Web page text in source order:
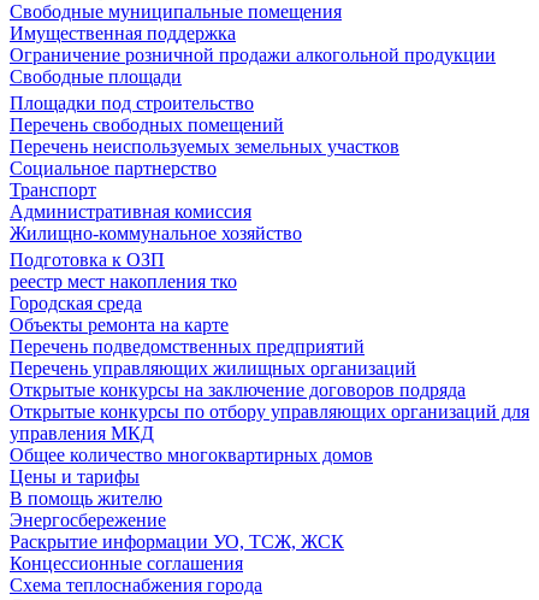
Свободные муниципальные помещения
Имущественная поддержка
Ограничение розничной продажи алкогольной продукции
Свободные площади
Площадки под строительство
Перечень свободных помещений
Перечень неиспользуемых земельных участков
Социальное партнерство
Транспорт
Административная комиссия
Жилищно-коммунальное хозяйство
Подготовка к ОЗП
реестр мест накопления тко
Городская среда
Объекты ремонта на карте
Перечень подведомственных предприятий
Перечень управляющих жилищных организаций
Открытые конкурсы на заключение договоров подряда
Открытые конкурсы по отбору управляющих организаций для
управления МКД
Общее количество многоквартирных домов
Цены и тарифы
В помощь жителю
Энергосбережение
Раскрытие информации УО, ТСЖ, ЖСК
Концессионные соглашения
Схема теплоснабжения города